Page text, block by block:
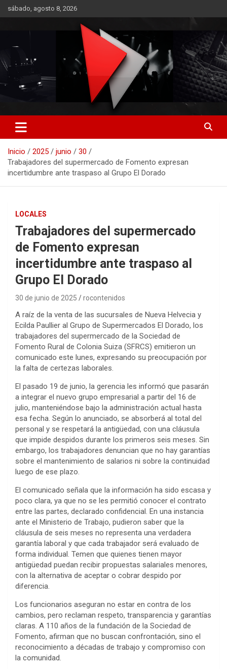
Saltar
al
sábado, agosto 8, 2026
RO CONTENIDOS
Inicio 2025 junio
30
Trabajadores del supermercado de Fomento expresan
incertidumbre ante traspaso al Grupo El Dorado
LOCALES
Trabajadores del supermercado
de Fomento expresan
incertidumbre ante traspaso al
Grupo El Dorado
30 de junio de 2025 rocontenidos
A raíz de la venta de las sucursales de Nueva Helvecia y
Ecilda Paullier al Grupo de Supermercados El Dorado, los
trabajadores del supermercado de la Sociedad de
Fomento Rural de Colonia Suiza (SFRCS) emitieron un
comunicado este lunes, expresando su preocupación por
la falta de certezas laborales.
El pasado 19 de junio, la gerencia les informó que pasarán
a integrar el nuevo grupo empresarial a partir del 16 de
julio, manteniéndose bajo la administración actual hasta
esa fecha. Según lo anunciado, se absorberá al total del
personal y se respetará la antigüedad, con una cláusula
que impide despidos durante los primeros seis meses. Sin
embargo, los trabajadores denuncian que no hay garantías
sobre el mantenimiento de salarios ni sobre la continuidad
luego de ese plazo.
El comunicado señala que la información ha sido escasa y
poco clara, ya que no se les permitió conocer el contrato
entre las partes, declarado confidencial. En una instancia
ante el Ministerio de Trabajo, pudieron saber que la
cláusula de seis meses no representa una verdadera
garantía laboral y que cada trabajador será evaluado de
forma individual. Temen que quienes tienen mayor
antigüedad puedan recibir propuestas salariales menores,
con la alternativa de aceptar o cobrar despido por
diferencia.
Los funcionarios aseguran no estar en contra de los
cambios, pero reclaman respeto, transparencia y garantías
claras. A 110 años de la fundación de la Sociedad de
Fomento, afirman que no buscan confrontación, sino el
reconocimiento a décadas de trabajo y compromiso con
la comunidad.